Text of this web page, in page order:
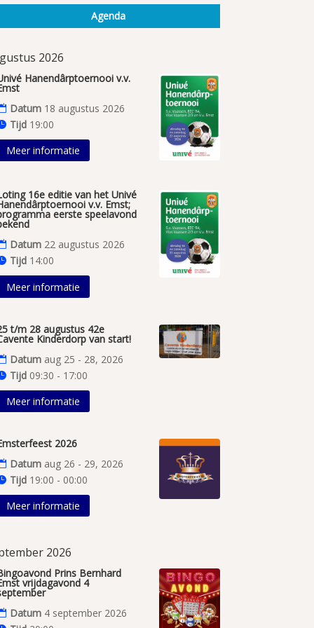
Agenda
2026
Hanendârptoernooi v.v.
Datum 18 augustus 2026
Tijd 19:00
Meer informatie
16e editie van het Univé
v.v. Emst;
eerste speelavond
Datum 22 augustus 2026
Tijd 14:00
Meer informatie
t/m 28 augustus 42e
Kinderdorp van start!
Datum aug 25 - 28, 2026
Tijd 09:30 - 17:00
Meer informatie
2026
Datum aug 26 - 29, 2026
Tijd 19:00 - 00:00
Meer informatie
2026
Prins Bernhard
vrijdagavond 4
Datum 4 september 2026